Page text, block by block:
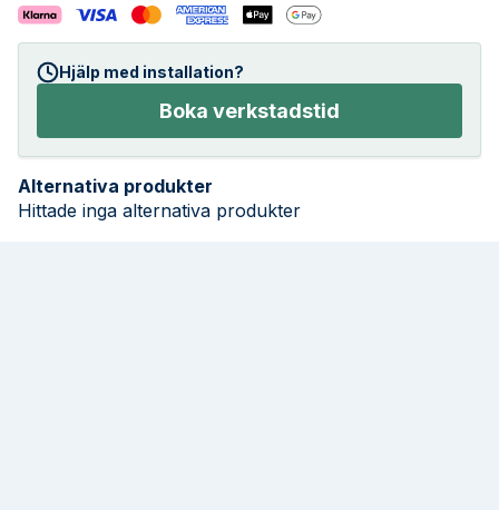
Hjälp med installation?
Boka verkstadstid
Alternativa produkter
Hittade inga alternativa produkter